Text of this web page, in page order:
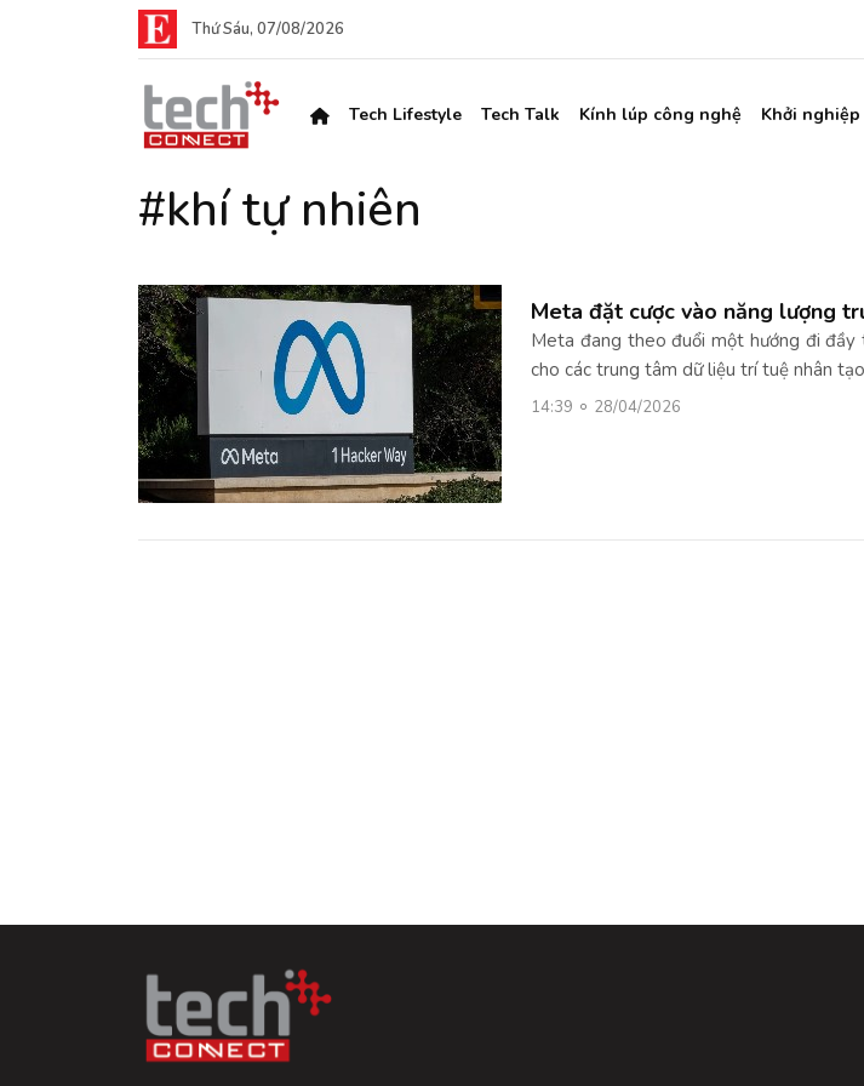
Thứ Sáu, 07/08/2026
Tech Lifestyle Tech Talk Kính lúp công nghệ Khởi nghiệp
#khí tự nhiên
Meta đặt cược vào năng lượng
Meta đang theo đuổi một hướng đi đầy
cho các trung tâm dữ liệu trí tuệ nhân
14:39 28/04/2026